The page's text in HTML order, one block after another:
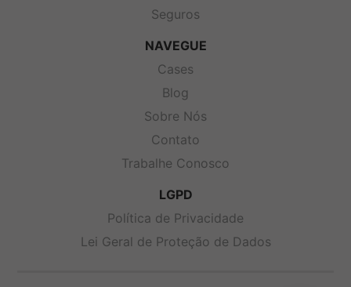
Seguros
NAVEGUE
Cases
Blog
Sobre Nós
Contato
Trabalhe Conosco
LGPD
Política de Privacidade
Lei Geral de Proteção de Dados